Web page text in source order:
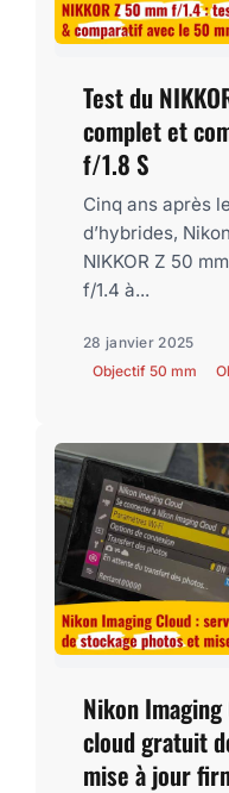
Test du
complet et
f/1.8 S
Cinq ans après
d’hybrides,
NIKKOR Z 50
f/1.4 à...
28 janvier 2025
Objectif 50 mm
Nikon
cloud gratuit
mise à jour